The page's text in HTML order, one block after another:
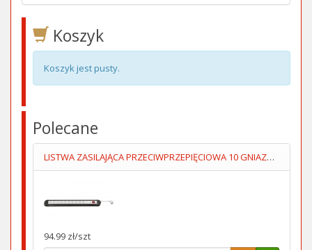
Koszyk
Koszyk jest pusty.
Polecane
LISTWA ZASILAJĄCA PRZECIWPRZEPIĘCIOWA 10 GNIAZD 51318 GOOBAY
94.99 zł/szt